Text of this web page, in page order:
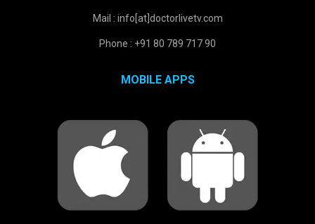
Mail : info[at]doctorlivetv.com
Phone : +91 80 789 717 90
MOBILE APPS